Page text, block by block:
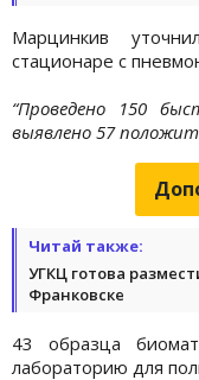
Марцинкив
стационаре с
“Проведено 150
выявлено 57
Читай также:
УГКЦ готова
Франковске
43 образца
лабораторию для